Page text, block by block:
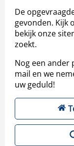
De
gevonden. Kijk
bekijk onze
zoekt.
Nog een ander
mail en we
uw geduld!